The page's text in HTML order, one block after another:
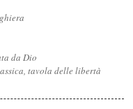
da Dio
tavola delle libertà